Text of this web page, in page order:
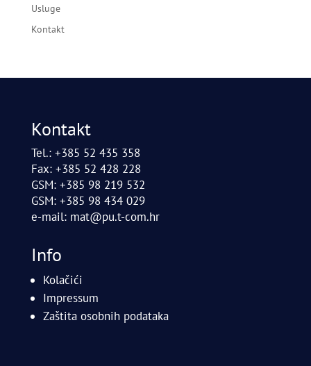
Usluge
Kontakt
Kontakt
Tel.: +385 52 435 358
Fax: +385 52 428 228
GSM: +385 98 219 532
GSM: +385 98 434 029
e-mail: mat@pu.t-com.hr
Info
Kolačići
Impressum
Zaštita osobnih podataka